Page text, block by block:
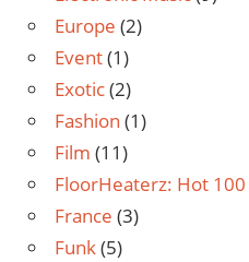
Europe (2)
Event(1)
Exotic(2)
Fashion (1)
Film (11)
FloorHeaterz: Hot 100
France (3)
Funk(5)